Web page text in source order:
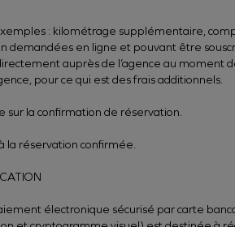
: kilométrage supplémentaire,
demandées en ligne et pouvant être
auprès de l’agence au moment
pour ce qui est des frais additionnels.
sur la confirmation de réservation.
la réservation confirmée.
électronique sécurisé par carte